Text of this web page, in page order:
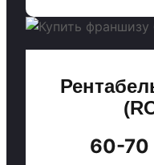
60-70